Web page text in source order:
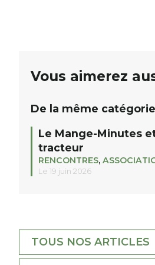
Vous aimerez
De la même catégorie
Le Mange-Minutes
tracteur
RENCONTRES,
Le 19 juin 2026
TOUS NOS ARTICLES